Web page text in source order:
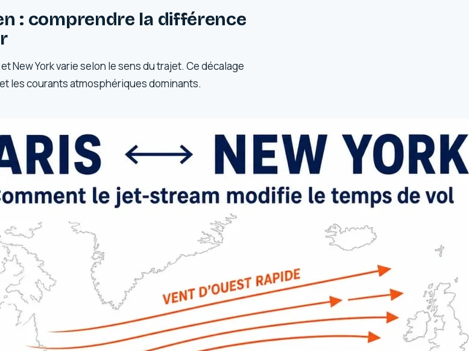
: comprendre la différence
New York varie selon le sens du trajet. Ce décalage
les courants atmosphériques dominants.